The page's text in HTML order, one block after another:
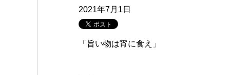
2021年7月1日
「旨い物は宵に食え」